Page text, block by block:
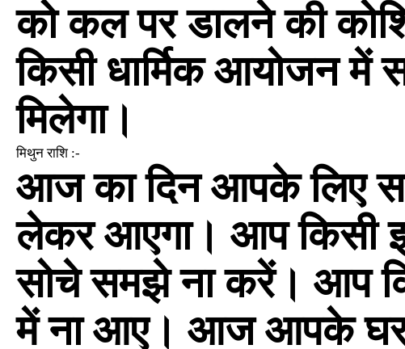
को कल पर डालने की
किसी धार्मिक आयोजन में
मिलेगा।
मिथुन राशि :-
आज का दिन आपके लिए
लेकर आएगा। आप किसी
सोचे समझे ना करें। आप
में ना आए। आज आपके घर